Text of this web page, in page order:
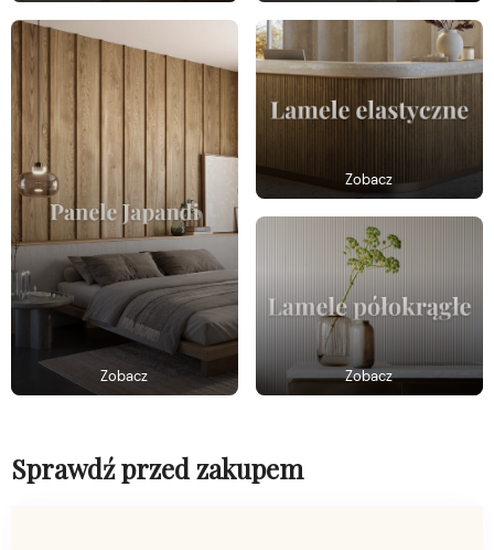
Zobacz
Zobacz
Zobacz
Sprawdź przed zakupem